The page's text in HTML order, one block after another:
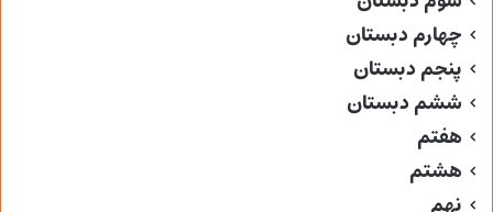
چهارم دبستان
پنجم دبستان
ششم دبستان
هفتم
هشتم